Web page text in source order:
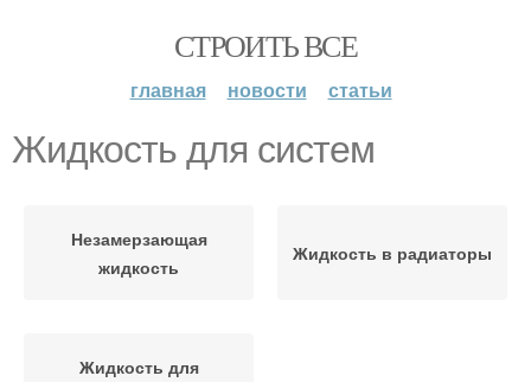
СТРОИТЬ ВСЕ
главная новости статьи
Жидкость для систем
Незамерзающая
жидкость
Жидкость в радиаторы
Жидкость для